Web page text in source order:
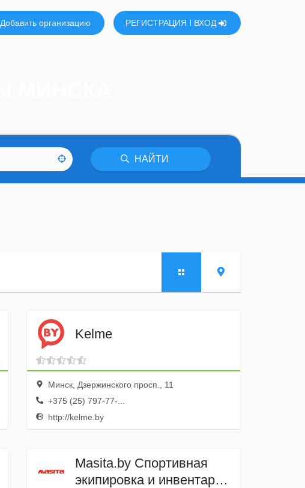
Добавить организацию РЕГИСТРАЦИЯ ВХОД
НАЙТИ
Kelme
Минск, Дзержинского просп., 11
+375 (25) 797-77-...
http://kelme.by
Masita.by Спортивная
экипировка и инвентарь